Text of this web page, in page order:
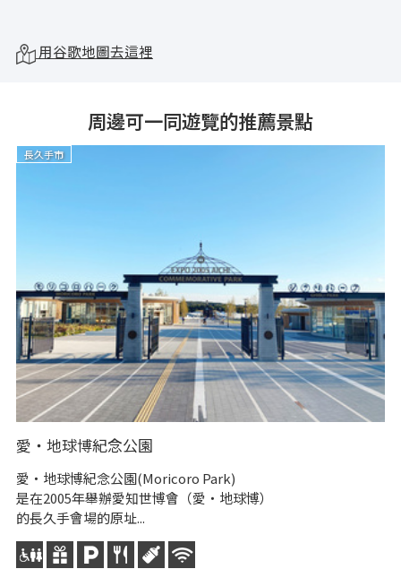
用谷歌地圖去這裡
周邊可一同遊覽的推薦景點
長久手市
愛・地球博紀念公園
愛・地球博紀念公園(Moricoro Park)
是在2005年舉辦愛知世博會（愛・地球博）
的長久手會場的原址...